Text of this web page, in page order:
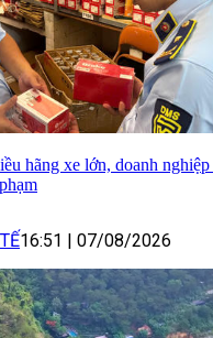
hãng xe lớn, doanh
16:51 | 07/08/2026